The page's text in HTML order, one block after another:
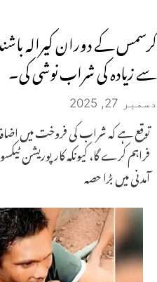
سے زیادہ کی شراب نوشی کی۔
دسمبر 27, 2025
توقع ہے کہ شراب کی فروخت میں
فراہم کرے گا، کیونکہ کارپوریشن
آمدنی میں بڑا حصہ